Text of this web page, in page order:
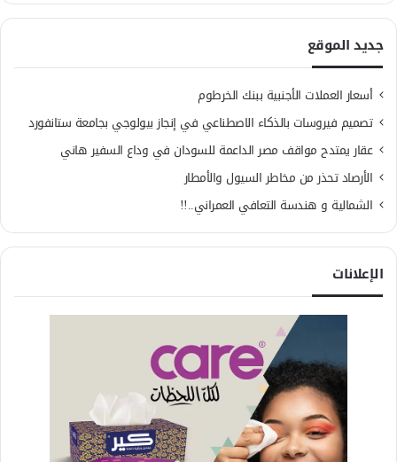
جديد الموقع
أسعار العملات الأجنبية ببنك الخرطوم
تصميم فيروسات بالذكاء الاصطناعي في إنجاز بيولوجي بجامعة ستانفورد
عقار يمتدح مواقف مصر الداعمة للسودان في وداع السفير هاني
الأرصاد تحذر من مخاطر السيول والأمطار
الشمالية و هندسة التعافي العمراني..!!
الإعلانات